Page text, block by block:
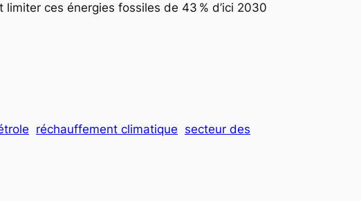
ces énergies fossiles de 43 % d’ici 2030
réchauffement climatique secteur des